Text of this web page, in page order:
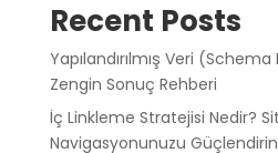
Recent Posts
Yapılandırılmış Veri
Zengin Sonuç Rehberi
İç Linkleme Stratejisi Nedir?
Navigasyonunuzu Güçlendirin